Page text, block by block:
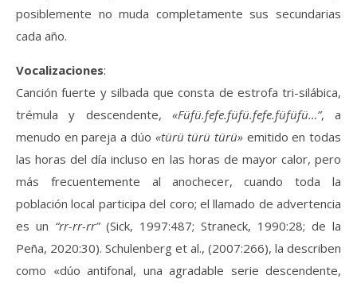
posiblemente no muda completamente sus secundarias
cada año.
Vocalizaciones:
Canción fuerte y silbada que consta de estrofa tri-silábica,
trémula y descendente, «Füfü.fefe.füfü.fefe.füfüfü…”, a
menudo en pareja a dúo «türü türü türü»emitido en todas
las horas del día incluso en las horas de mayor calor, pero
más frecuentemente al anochecer, cuando toda la
población local participa del coro; el llamado de advertencia
es un “rr-rr-rr” (Sick, 1997:487; Straneck, 1990:28; de la
Peña, 2020:30). Schulenberg et al., (2007:266), la describen
como «dúo antifonal, una agradable serie descendente,